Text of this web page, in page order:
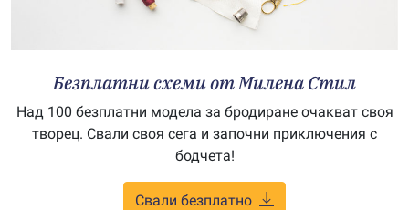
Безплатни схеми от Милена Стил
Над 100 безплатни модела за бродиране очакват своя
творец. Свали своя сега и започни приключения с
бодчета!
Свали безплатно